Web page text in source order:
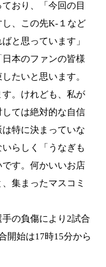
おり、「今回の目
、この先K-１など
と思っています」
本のファンの皆様
たいと思います。
。けれども、私が
ては絶対的な自信
特に決まっていな
らしく「うなぎも
す。何かいいお店
集まったマスコミ
の負傷により2試合
開始は17時15分から